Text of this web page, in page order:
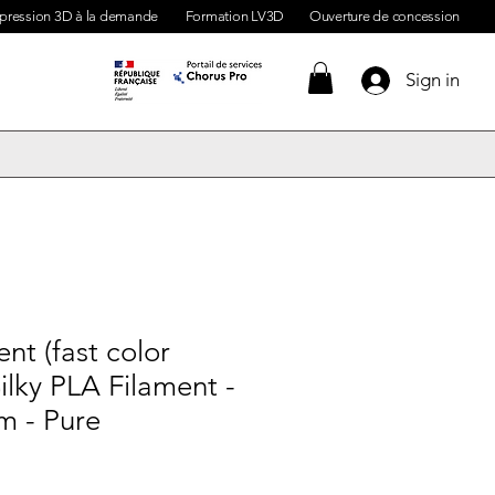
3D à la demande Formation LV3D Ouverture de concession
Sign in
(fast color
PLA Filament -
- Pure